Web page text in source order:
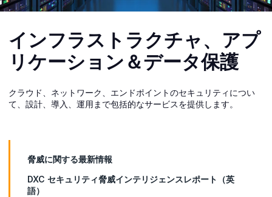
インフラストラクチャ、アプ
リケーション＆データ保護
クラウド、ネットワーク、エンドポイントのセキュリティについ
て、設計、導入、運用まで包括的なサービスを提供します。
脅威に関する最新情報
DXC セキュリティ脅威インテリジェンスレポート（英
語）